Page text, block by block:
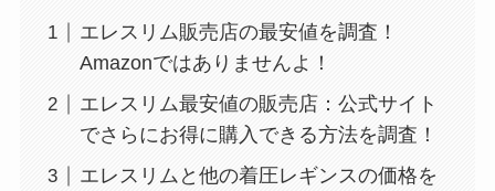
エレスリム販売店の最安値を調査！
Amazonではありませんよ！
エレスリム最安値の販売店：公式サイト
でさらにお得に購入できる方法を調査！
エレスリムと他の着圧レギンスの価格を